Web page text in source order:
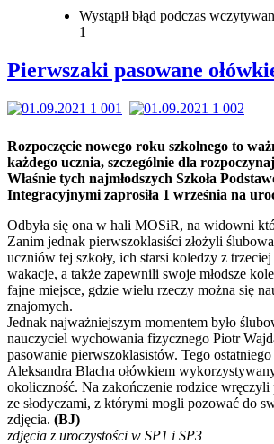
Wystąpił błąd podczas
1
Pierwszaki pasowane
Rozpoczęcie nowego roku szkolnego to
każdego ucznia, szczególnie dla
Właśnie tych najmłodszych Szkoła
Integracyjnymi zaprosiła 1 września na
Odbyła się ona w hali MOSiR, na widowni
Zanim jednak pierwszoklasiści złożyli
uczniów tej szkoły, ich starsi koledzy z
wakacje, a także zapewnili swoje młodsze
fajne miejsce, gdzie wielu rzeczy można się
znajomych.
Jednak najważniejszym momentem było
nauczyciel wychowania fizycznego Piotr
pasowanie pierwszoklasistów. Tego
Aleksandra Blacha ołówkiem
okoliczność. Na zakończenie rodzice
ze słodyczami, z którymi mogli pozować do
zdjęcia. (BJ)
zdjęcia z uroczystości w SP1 i SP3